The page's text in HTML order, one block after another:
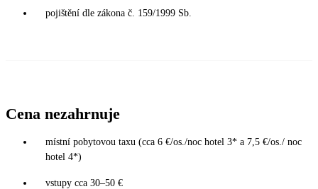
pojištění dle zákona č. 159/1999 Sb.
Cena nezahrnuje
místní pobytovou taxu (cca 6 €/os./noc hotel 3* a 7,5 €/os./ noc
hotel 4*)
vstupy cca 30–50 €